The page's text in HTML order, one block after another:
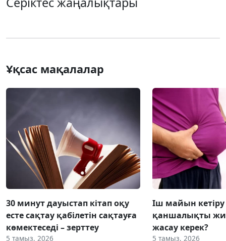
Ұқсас мақалалар
30 минут дауыстап кітап оқу
есте сақтау қабілетін сақтауға
көмектеседі – зерттеу
5 тамыз, 2026
Іш майын
қаншалықты
жасау керек?
5 тамыз, 2026